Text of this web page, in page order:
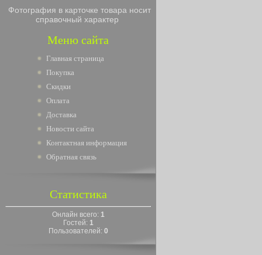
Фотография в карточке товара носит
справочный характер
Меню сайта
Главная страница
Покупка
Скидки
Оплата
Доставка
Новости сайта
Контактная информация
Обратная связь
Статистика
Онлайн всего: 1
Гостей: 1
Пользователей: 0